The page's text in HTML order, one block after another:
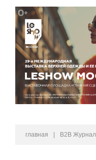
главная B2B Журнал